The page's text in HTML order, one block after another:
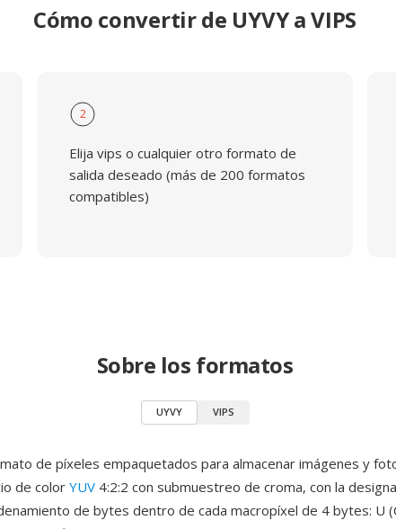
Cómo convertir de UYVY a VIPS
2
Elija vips o cualquier otro formato de
salida deseado (más de 200 formatos
compatibles)
Sobre los formatos
UYVY VIPS
de píxeles empaquetados para almacenar imágenes y
de color YUV 4:2:2 con submuestreo de croma, con la
de bytes dentro de cada macropíxel de 4 bytes: U